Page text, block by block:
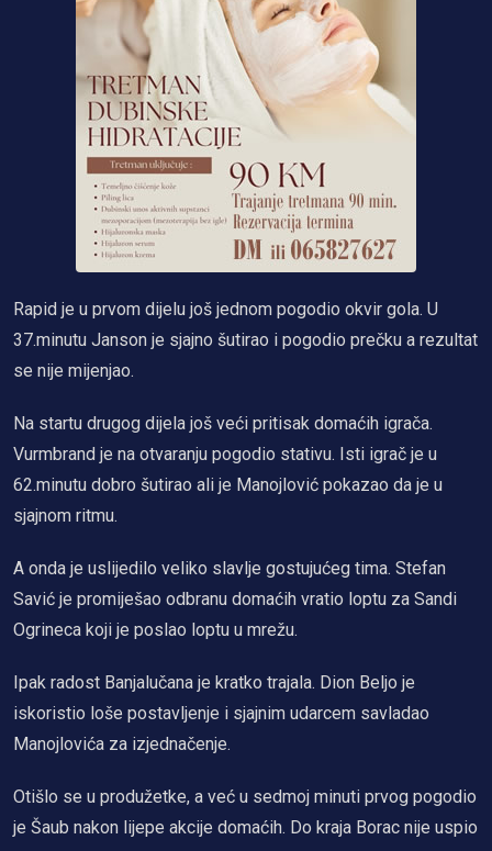
Rapid je u prvom dijelu još jednom pogodio okvir gola. U
37.minutu Janson je sjajno šutirao i pogodio prečku a rezultat
se nije mijenjao.
Na startu drugog dijela još veći pritisak domaćih igrača.
Vurmbrand je na otvaranju pogodio stativu. Isti igrač je u
62.minutu dobro šutirao ali je Manojlović pokazao da je u
sjajnom ritmu.
A onda je uslijedilo veliko slavlje gostujućeg tima. Stefan
Savić je promiješao odbranu domaćih vratio loptu za Sandi
Ogrineca koji je poslao loptu u mrežu.
Ipak radost Banjalučana je kratko trajala. Dion Beljo je
iskoristio loše postavljenje i sjajnim udarcem savladao
Manojlovića za izjednačenje.
Otišlo se u produžetke, a već u sedmoj minuti prvog pogodio
je Šaub nakon lijepe akcije domaćih. Do kraja Borac nije uspio